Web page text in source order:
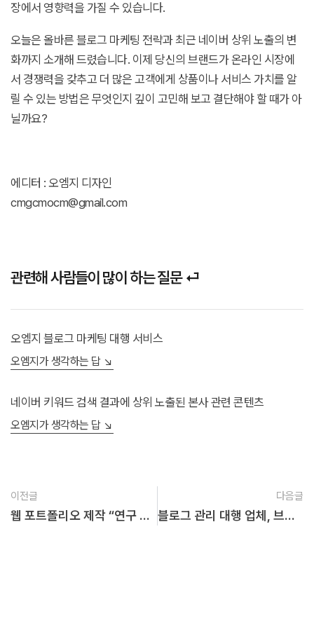
장에서 영향력을 가질 수 있습니다.
오늘은 올바른 블로그 마케팅 전략과 최근 네이버 상위 노출의 변
화까지 소개해 드렸습니다. 이제 당신의 브랜드가 온라인 시장에
서 경쟁력을 갖추고 더 많은 고객에게 상품이나 서비스 가치를 알
릴 수 있는 방법은 무엇인지 깊이 고민해 보고 결단해야 할 때가 아
닐까요?
에디터 : 오엠지 디자인
cmgcmocm@gmail.com
관련해 사람들이 많이 하는 질문 ⏎
오엠지 블로그 마케팅 대행 서비스
오엠지가 생각하는 답 ↘︎
네이버 키워드 검색 결과에 상위 노출된 본사 관련 콘텐츠
오엠지가 생각하는 답 ↘︎
이전글
웹 포트폴리오 제작 “연구 프로젝트 심플한 디자인”
다음글
블로그 관리 대행 업체, 브랜드 광고 전략 훔쳐보기